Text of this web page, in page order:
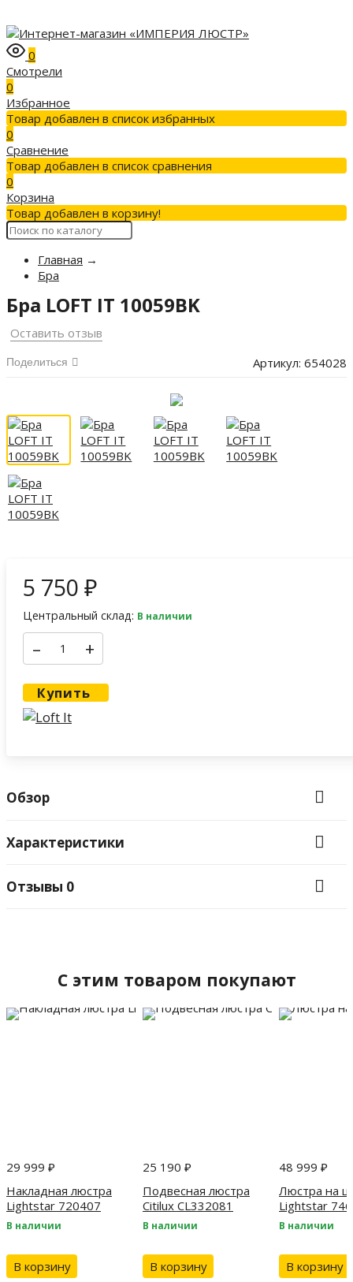
0
Смотрели
0
Избранное
Товар добавлен в список избранных
0
Сравнение
Товар добавлен в список сравнения
0
Корзина
Товар добавлен в корзину!
Главная →
Бра
Бра LOFT IT 10059BK
Оставить отзыв
Поделиться Артикул: 654028
5 750 ₽
Центральный склад: В наличии
– +
Купить
Обзор
Характеристики
Отзывы 0
C этим товаром покупают
29 999 ₽
Накладная люстра
Lightstar 720407
В наличии
В корзину
25 190 ₽
Подвесная люстра
Citilux CL332081
В наличии
В корзину
48 999 ₽
Люстра на
Lightstar
В наличии
В корзину